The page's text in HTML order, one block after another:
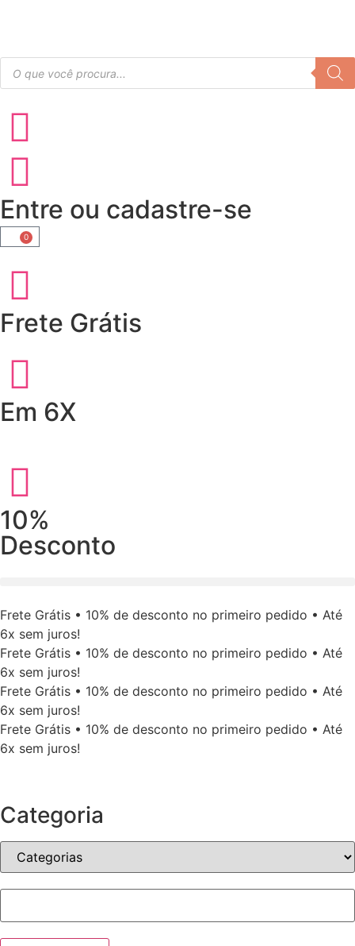
Entre ou cadastre-se
0
Frete Grátis
Em 6X
10%
Desconto
Frete Grátis • 10% de desconto no primeiro pedido • Até
6x sem juros!
Frete Grátis • 10% de desconto no primeiro pedido • Até
6x sem juros!
Frete Grátis • 10% de desconto no primeiro pedido • Até
6x sem juros!
Frete Grátis • 10% de desconto no primeiro pedido • Até
6x sem juros!
Categoria